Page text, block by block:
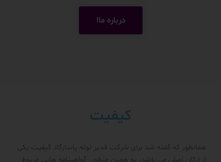
درباره ما!
کیفیت
همانطور که گفته شد برای شرکت قدیر لوله پاسارگاد کیفیت یکی
از ارکان اصلی می باشد، به همین منظور، گواهینامه هایی مربوط